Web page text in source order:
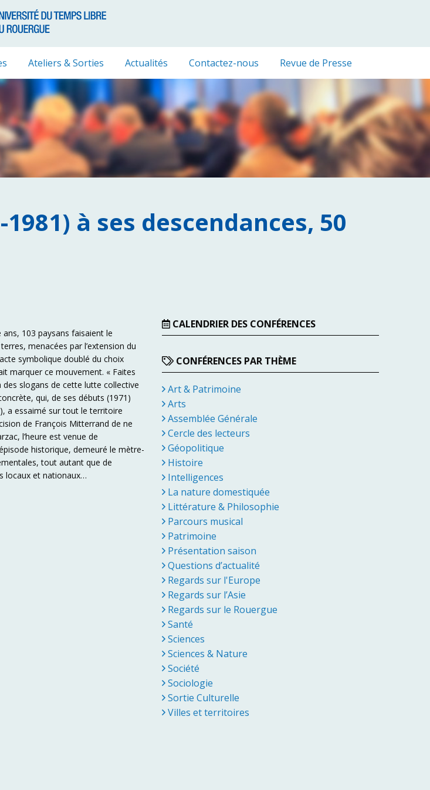
Ateliers & Sorties Actualités Contactez-nous Revue de Presse
à ses descendances, 50
103 paysans faisaient le
menacées par l’extension du
symbolique doublé du choix
marquer ce mouvement. « Faites
des slogans de cette lutte collective
qui, de ses débuts (1971)
a essaimé sur tout le territoire
de François Mitterrand de ne
l’heure est venue de
historique, demeuré le mètre-
tout autant que de
locaux et nationaux…
CALENDRIER DES CONFÉRENCES
CONFÉRENCES PAR THÈME
Art & Patrimoine
Arts
Assemblée Générale
Cercle des lecteurs
Géopolitique
Histoire
Intelligences
La nature domestiquée
Littérature & Philosophie
Parcours musical
Patrimoine
Présentation saison
Questions d’actualité
Regards sur l'Europe
Regards sur l’Asie
Regards sur le Rouergue
Santé
Sciences
Sciences & Nature
Société
Sociologie
Sortie Culturelle
Villes et territoires